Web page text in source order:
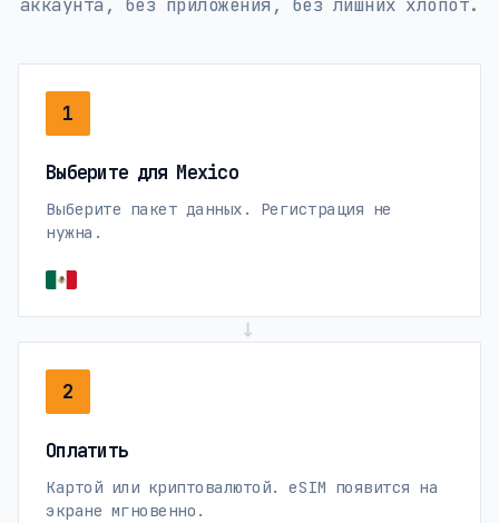
аккаунта, без приложения, без лишних хлопот.
1
Выберите для Mexico
Выберите пакет данных. Регистрация не
нужна.
2
Оплатить
Картой или криптовалютой. eSIM появится на
экране мгновенно.